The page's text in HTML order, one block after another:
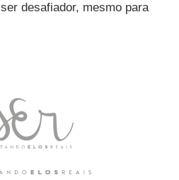
desafiador, mesmo para